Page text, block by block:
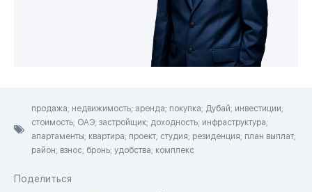
продажа; недвижимость; аренда; покупка; Дубай; инвестиции;
стоимость; ОАЭ; застройщик; доходность; инфраструктура;
апартаменты; квартира; проект; студия; резиденция; план выплат;
район; взнос; бронь; удобства; комплекс
Поделиться